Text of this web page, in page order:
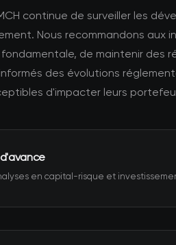
continue de surveiller les
Nous recommandons aux
de maintenir des
des évolutions
d'impacter leurs
en capital-risque et